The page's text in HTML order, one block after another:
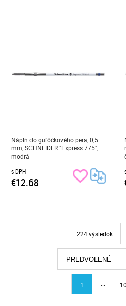
Náplň do guľôčkového pera, 0,5
mm, SCHNEIDER "Express 775",
modrá
s DPH
€12.68
224 výsledok
PREDVOLENÉ
1 10